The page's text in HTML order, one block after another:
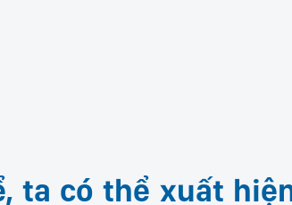
ta có thể xuất